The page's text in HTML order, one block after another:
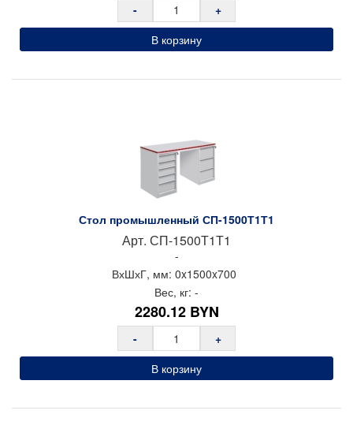
-
+
В корзину
Стол промышленный СП-1500Т1Т1
Арт. СП-1500Т1Т1
-
ВхШхГ, мм: 0x1500x700
Вес, кг: -
2280.12 BYN
-
+
В корзину